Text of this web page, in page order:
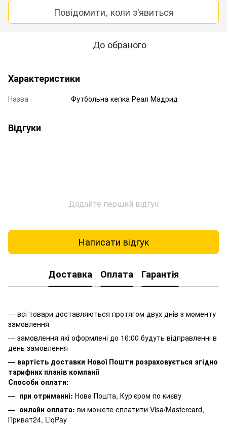
Повідомити, коли з'явиться
До обраного
Характеристики
Назва Футбольна кепка Реал Мадрид
Відгуки
Додайте перший відгук
Написати відгук
Доставка Оплата Гарантія
— всі товари доставляються протягом двух днів з моменту
замовлення
— замовлення які оформлені до 16:00 будуть відправленні в
день замовлення
— вартість доставки Нової Пошти розраховується згідно
тарифних планів компанії
Способи оплати:
— при отриманні: Нова Пошта, Кур‘єром по києву
— онлайн оплата: ви можете сплатити Visa/Mastercard,
Приват24, LiqPay